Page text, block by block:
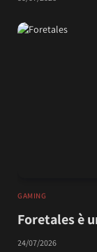
GAMING
Foretales è
24/07/2026